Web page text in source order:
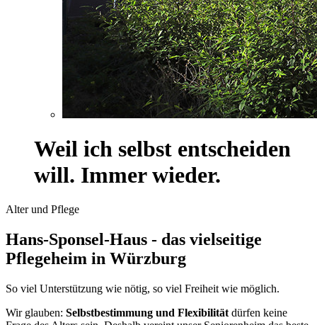
Weil ich selbst entscheiden
will. Immer wieder.
Alter und Pflege
Hans-Sponsel-Haus - das vielseitige
Pflegeheim in Würzburg
So viel Unterstützung wie nötig, so viel Freiheit wie möglich.
Wir glauben: Selbstbestimmung und Flexibilität dürfen keine